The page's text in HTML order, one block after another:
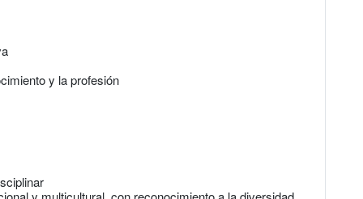
y la profesión